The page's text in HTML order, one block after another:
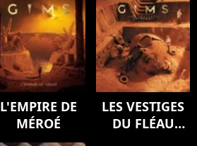
L'EMPIRE DE
MÉROÉ
LES VESTIGES
DU FLÉAU